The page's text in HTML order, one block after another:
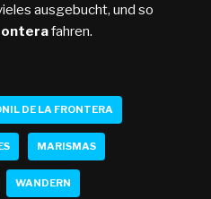
ausgebucht, und so
fahren.
DE LA FRONTERA
MARISMAS
WANDERN